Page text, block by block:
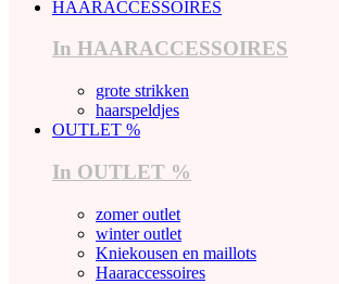
HAARACCESSOIRES
In HAARACCESSOIRES
grote strikken
haarspeldjes
OUTLET %
In OUTLET %
zomer outlet
winter outlet
Kniekousen en maillots
Haaraccessoires